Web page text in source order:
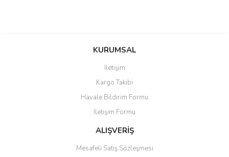
KURUMSAL
İletişim
Kargo Takibi
Havale Bildirim Formu
İletişim Formu
ALIŞVERİŞ
Mesafeli Satış Sözleşmesi